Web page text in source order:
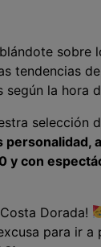
sobre
tendencias
según la hora
selección
personalidad,
y con
Dorada!
para ir a